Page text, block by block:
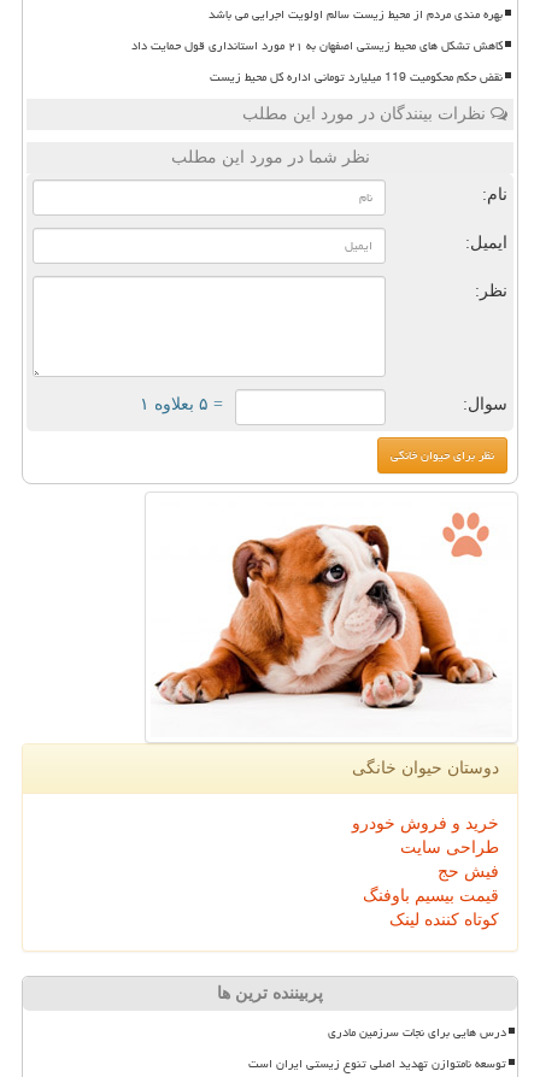
بهره مندی مردم از محیط زیست سالم اولویت اجرایی می باشد
کاهش تشکل های محیط زیستی اصفهان به ۲۱ مورد استانداری قول حمایت داد
نقض حکم محکومیت 119 میلیارد تومانی اداره کل محیط زیست
نظرات بینندگان در مورد این مطلب
نظر شما در مورد این مطلب
نام:
ایمیل:
نظر:
سوال: = ۵ بعلاوه ۱
دوستان حیوان خانگی
خرید و فروش خودرو
طراحی سایت
فیش حج
قیمت بیسیم باوفنگ
کوتاه کننده لینک
پربیننده ترین ها
درس هایی برای نجات سرزمین مادری
توسعه نامتوازن تهدید اصلی تنوع زیستی ایران است